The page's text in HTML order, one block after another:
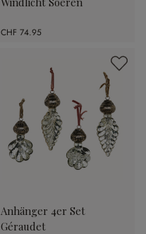
CHF 74.95
Anhänger 4er Set
Géraudet